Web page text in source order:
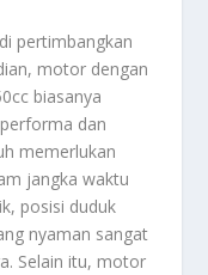
pertimbangkan
motor dengan
biasanya
dan
memerlukan
jangka waktu
posisi duduk
nyaman sangat
Selain itu, motor